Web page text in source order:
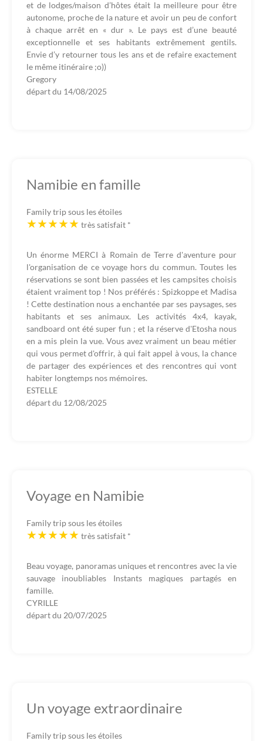
et de lodges/maison d’hôtes était la meilleure pour être
autonome, proche de la nature et avoir un peu de confort
à chaque arrêt en « dur ». Le pays est d’une beauté
exceptionnelle et ses habitants extrêmement gentils.
Envie d’y retourner tous les ans et de refaire exactement
le même itinéraire ;o))
Gregory
départ du 14/08/2025
Namibie en famille
Family trip sous les étoiles
très satisfait *
Un énorme MERCI à Romain de Terre d'aventure pour
l'organisation de ce voyage hors du commun. Toutes les
réservations se sont bien passées et les campsites choisis
étaient vraiment top ! Nos préférés : Spizkoppe et Madisa
! Cette destination nous a enchantée par ses paysages, ses
habitants et ses animaux. Les activités 4x4, kayak,
sandboard ont été super fun ; et la réserve d'Etosha nous
en a mis plein la vue. Vous avez vraiment un beau métier
qui vous permet d'offrir, à qui fait appel à vous, la chance
de partager des expériences et des rencontres qui vont
habiter longtemps nos mémoires.
ESTELLE
départ du 12/08/2025
Voyage en Namibie
Family trip sous les étoiles
très satisfait *
Beau voyage, panoramas uniques et rencontres avec la vie
sauvage inoubliables Instants magiques partagés en
famille.
CYRILLE
départ du 20/07/2025
Un voyage extraordinaire
Family trip sous les étoiles